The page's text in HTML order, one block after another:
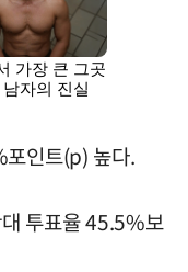
인트(p) 높다.
투표율 45.5%보